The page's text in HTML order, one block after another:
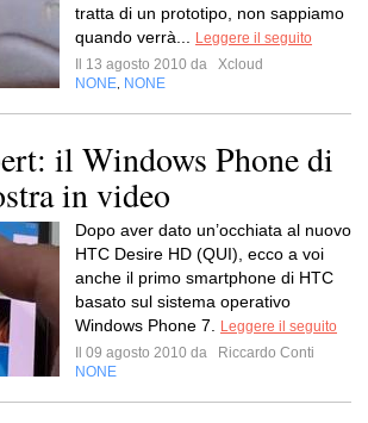
tratta di un prototipo, non sappiamo
quando verrà...
Leggere il seguito
Il 13 agosto 2010 da
Xcloud
NONE NONE
il Windows Phone di
in video
Dopo aver dato un’occhiata al nuovo
HTC Desire HD (QUI), ecco a voi
anche il primo smartphone di HTC
basato sul sistema operativo
Windows Phone 7.
Leggere il seguito
Il 09 agosto 2010 da
Riccardo Conti
NONE